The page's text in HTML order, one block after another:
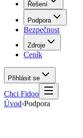
Řešení
Podpora
Bezpečnost
Zdroje
Ceník
Přihlásit se
Chci Fidoo
Úvod›Podpora